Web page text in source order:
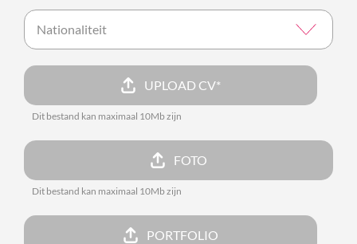
UPLOAD CV*
Dit bestand kan maximaal 10Mb zijn
FOTO
Dit bestand kan maximaal 10Mb zijn
PORTFOLIO